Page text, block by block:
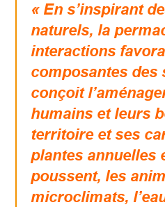
« En s’inspirant
naturels, la
interactions
composantes des
conçoit
humains et leurs
territoire et ses
plantes annuelles
poussent, les
microclimats,